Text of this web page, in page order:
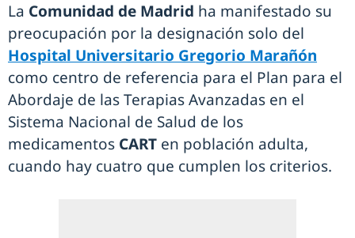
La Comunidad de Madrid ha manifestado su
preocupación por la designación solo del
Hospital Universitario Gregorio Marañón
como centro de referencia para el Plan para el
Abordaje de las Terapias Avanzadas en el
Sistema Nacional de Salud de los
medicamentos CART en población adulta,
cuando hay cuatro que cumplen los criterios.